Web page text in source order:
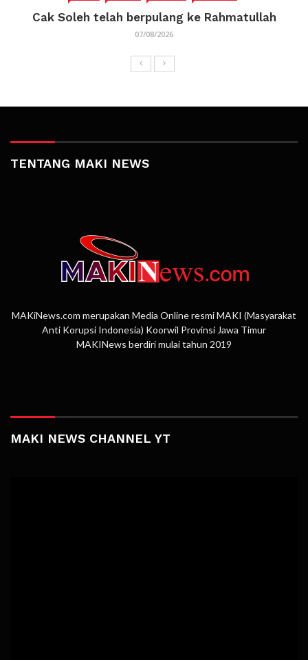
Cak Soleh telah berpulang ke Rahmatullah
07/08/2026
TENTANG MAKI NEWS
MAKiNews.com merupakan Media Online resmi MAKI (Masyarakat
Anti Korupsi Indonesia) Koorwil Provinsi Jawa Timur
MAKINews berdiri mulai tahun 2019
MAKI NEWS CHANNEL YT